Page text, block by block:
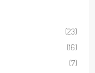
(23)
(16)
(7)